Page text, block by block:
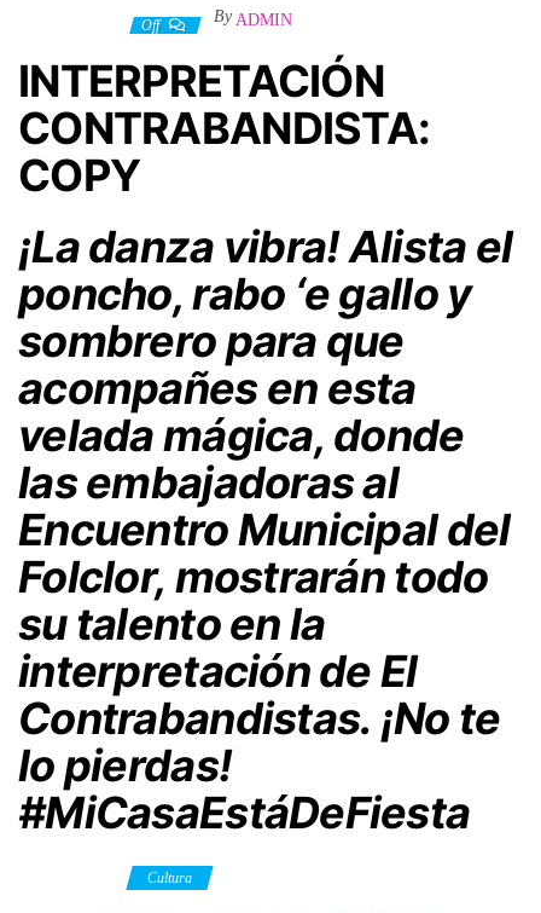
Off By ADMIN
INTERPRETACIÓN
CONTRABANDISTA:
COPY
¡La danza vibra! Alista el
poncho, rabo ‘e gallo y
sombrero para que
acompañes en esta
velada mágica, donde
las embajadoras al
Encuentro Municipal del
Folclor, mostrarán todo
su talento en la
interpretación de El
Contrabandistas. ¡No te
lo pierdas!
#MiCasaEstáDeFiesta
Cultura